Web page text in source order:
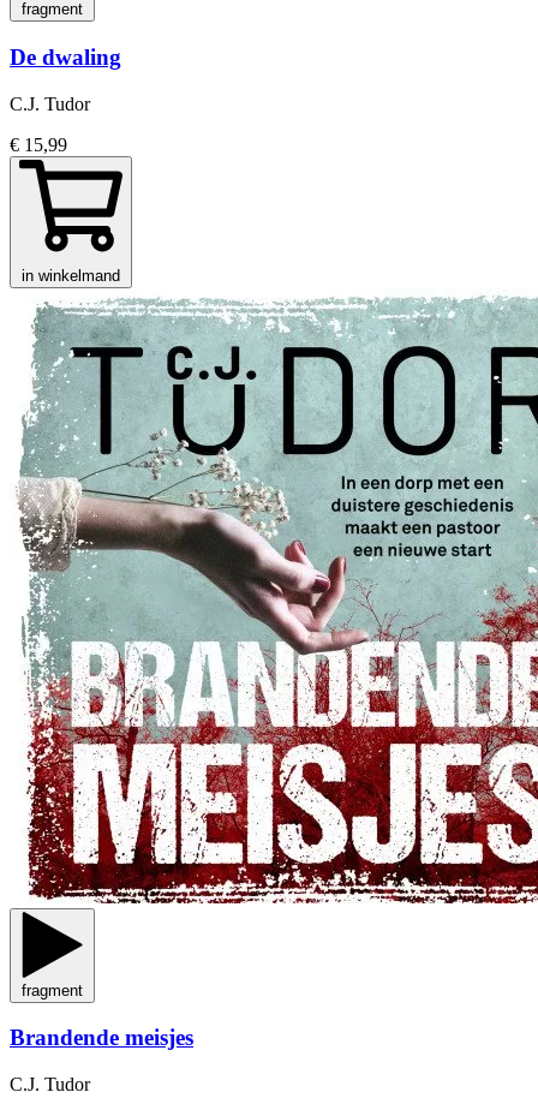
fragment
De dwaling
C.J. Tudor
€ 15,99
in winkelmand
fragment
Brandende meisjes
C.J. Tudor